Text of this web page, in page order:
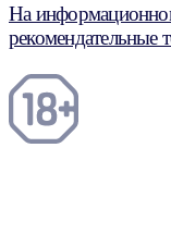
На
рекомендательные